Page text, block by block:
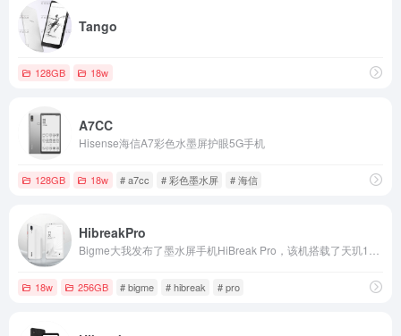
Tango
128GB 18w
A7CC
Hisense海信A7彩色水墨屏护眼5G手机
128GB 18w # a7cc # 彩色墨水屏 # 海信
HibreakPro
18w 256GB # bigme # hibreak # pro